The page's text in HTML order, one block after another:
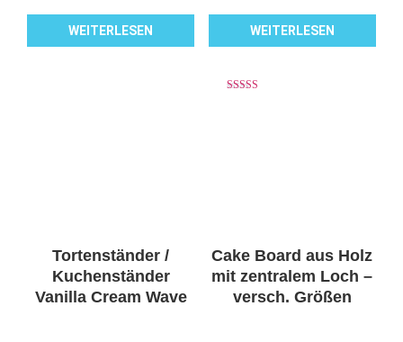
WEITERLESEN WEITERLESEN
Tortenständer /
Kuchenständer
Vanilla Cream Wave
Cake Board aus Holz
mit zentralem Loch –
versch. Größen